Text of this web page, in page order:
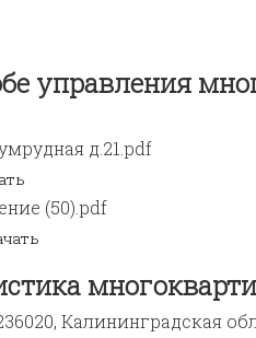
управления
д.21.pdf
(50).pdf
Калининградская